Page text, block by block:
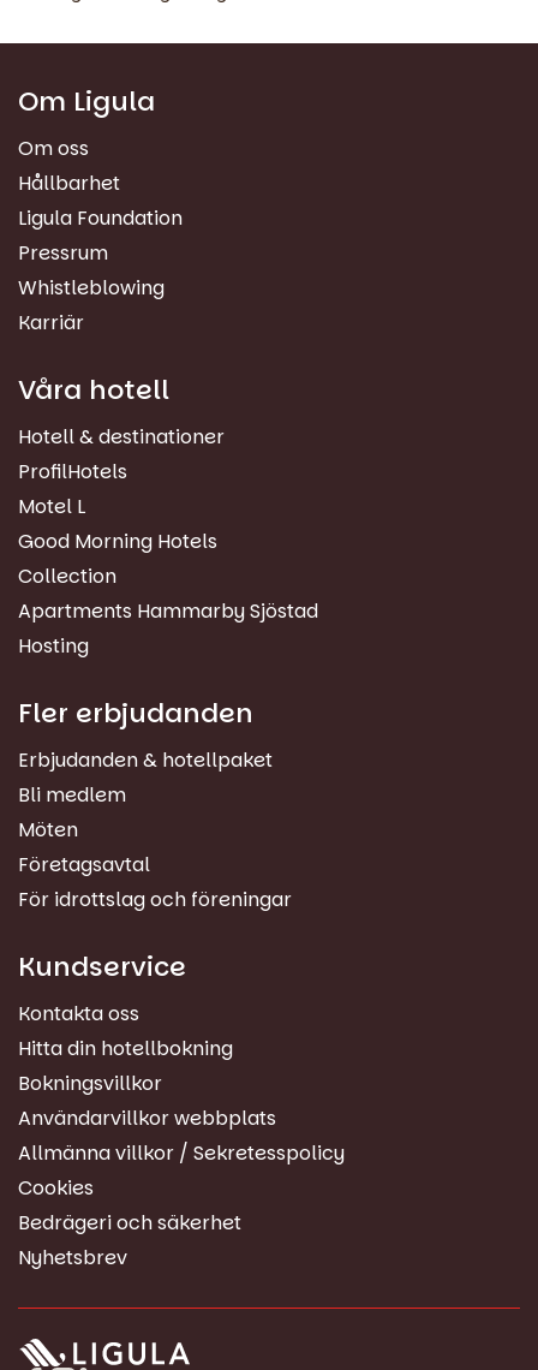
Om Ligula
Om oss
Hållbarhet
Ligula Foundation
Pressrum
Whistleblowing
Karriär
Våra hotell
Hotell & destinationer
ProfilHotels
Motel L
Good Morning Hotels
Collection
Apartments Hammarby Sjöstad
Hosting
Fler erbjudanden
Erbjudanden & hotellpaket
Bli medlem
Möten
Företagsavtal
För idrottslag och föreningar
Kundservice
Kontakta oss
Hitta din hotellbokning
Bokningsvillkor
Användarvillkor webbplats
Allmänna villkor / Sekretesspolicy
Cookies
Bedrägeri och säkerhet
Nyhetsbrev